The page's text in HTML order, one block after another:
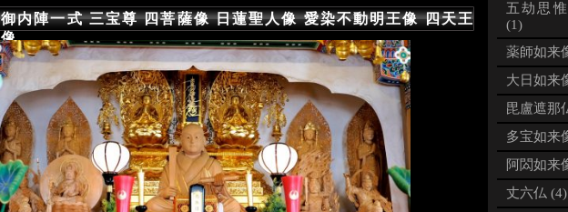
御内陣一式 三宝尊 四菩薩像 日蓮聖人像 愛染不動明王像 四天王
像
五劫思
(1)
薬師如来
大日如来
毘盧遮那
多宝如来
阿閦如来
丈六仏 (4)